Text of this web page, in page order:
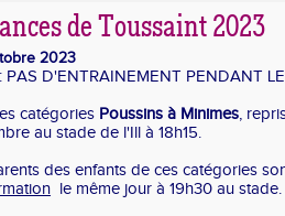
de Toussaint 2023
2023
PAS D'ENTRAINEMENT PENDANT
catégories Poussins à Minimes,
au stade de l'Ill à 18h15.
des enfants de ces catégories
le même jour à 19h30 au stade.